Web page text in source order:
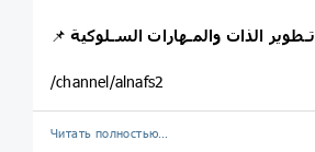
📌تـطوير الذات والمـهارات السـلوكية
/channel/alnafs2
Читать полностью…